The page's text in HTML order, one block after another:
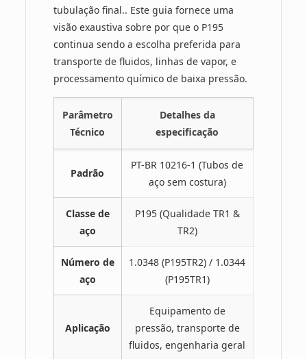
tubulação final.. Este guia fornece uma
visão exaustiva sobre por que o P195
continua sendo a escolha preferida para
transporte de fluidos, linhas de vapor, e
processamento químico de baixa pressão.
Parâmetro
Técnico
Detalhes da
especificação
Padrão
PT-BR 10216-1 (Tubos de
aço sem costura)
Classe de
aço
P195 (Qualidade TR1 &
TR2)
Número de
aço
1.0348 (P195TR2) / 1.0344
(P195TR1)
Aplicação
Equipamento de
pressão, transporte de
fluidos, engenharia geral